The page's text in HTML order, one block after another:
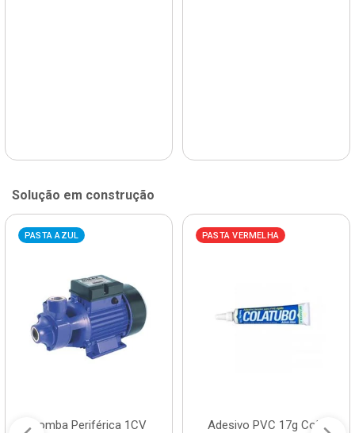
Solução em construção
PASTA AZUL
Bomba Periférica 1CV
PASTA VERMELHA
Adesivo PVC 17g Cola